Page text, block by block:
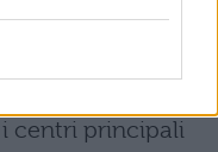
proposito
centri principali